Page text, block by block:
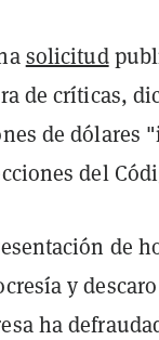
solicitud
de críticas,
de dólares
del
de
y
ha